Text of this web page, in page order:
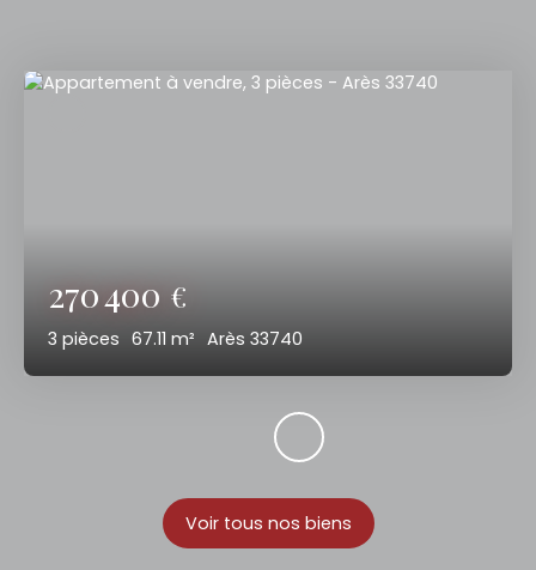
270 400€
3 pièces 67.11 m² Arès 33740
Voir tous nos biens